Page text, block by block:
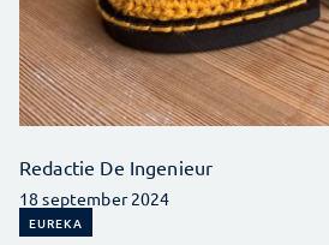
Redactie De Ingenieur
18 september 2024
EUREKA